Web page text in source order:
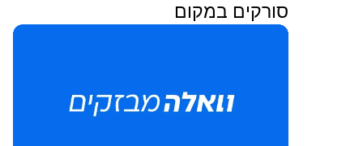
סורקים במקום